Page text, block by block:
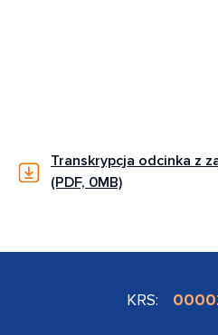
Transkrypcja odcinka z
(PDF, 0MB)
KRS: